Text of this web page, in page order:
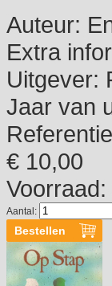
Auteur:
Extra
Uitgever:
Jaar van
€ 10,00
Voorraad:
Aantal: